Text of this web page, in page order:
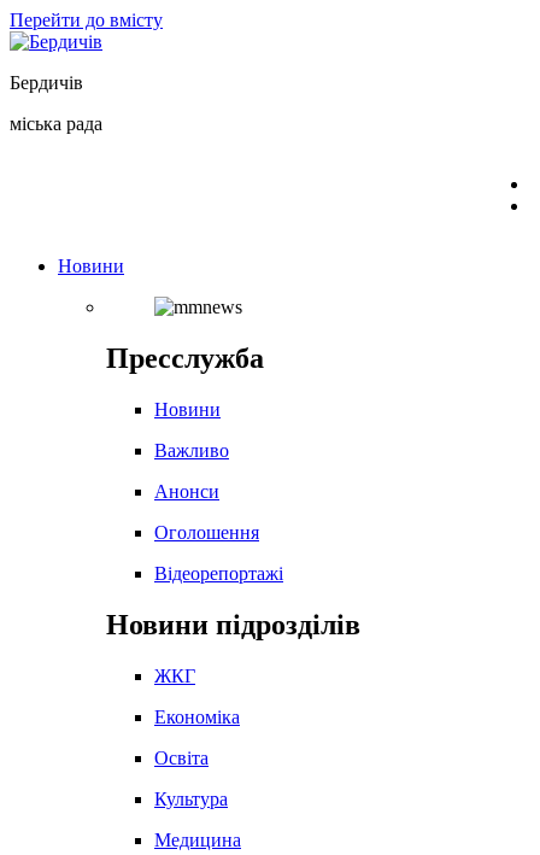
Перейти до вмісту
Бердичів
міська рада
Новини
Пресслужба
Новини
Важливо
Анонси
Оголошення
Відеорепортажі
Новини підрозділів
ЖКГ
Економіка
Освіта
Культура
Медицина